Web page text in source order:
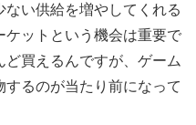
い供給を増やしてくれる
ケットという機会は重要で
ど買えるんですが、ゲーム
るのが当たり前になって